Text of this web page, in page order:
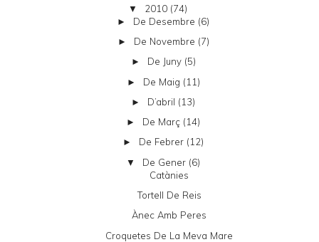
▼ 2010 (74)
► De Desembre (6)
► De Novembre (7)
► De Juny (5)
► De Maig (11)
► D’abril (13)
► De Març (14)
► De Febrer (12)
▼ De Gener (6)
Catànies
Tortell De Reis
Ànec Amb Peres
Croquetes De La Meva Mare